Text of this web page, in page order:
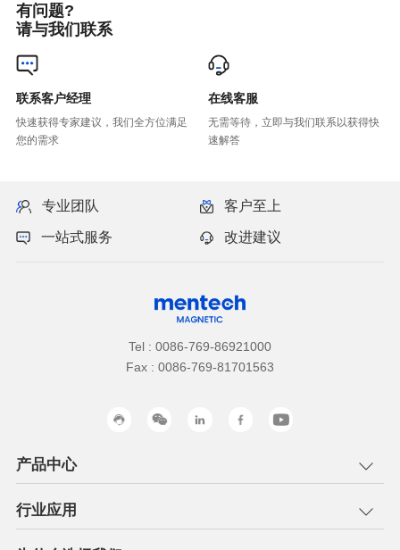
有问题?
请与我们联系
联系客户经理
您的需求
在线客服
速解答
专业团队 客户至上
一站式服务 改进建议
Tel : 0086-769-86921000
Fax : 0086-769-81701563
产品中心
行业应用